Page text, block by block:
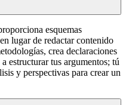
esquemas
lugar de redactar contenido
crea declaraciones
estructurar tus argumentos; tú
y perspectivas para crear un